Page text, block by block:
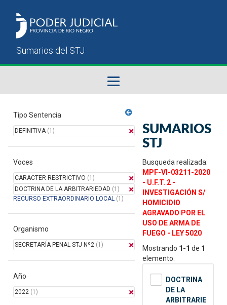
Sumarios del STJ
Manual del Usuario
Tipo Sentencia
DEFINITIVA(1)
Voces
CARACTER RESTRICTIVO (1)
DOCTRINA DE LA ARBITRARIEDAD (1)
RECURSO EXTRAORDINARIO LOCAL (1)
Organismo
SECRETARÍA PENAL STJ Nº2 (1)
Año
2022 (1)
SUMARIOS
STJ
Busqueda realizada:
MPF-VI-03211-2020
- U.F.T. 2 -
INVESTIGACIÓN S/
HOMICIDIO
AGRAVADO POR EL
USO DE ARMA DE
FUEGO - LEY 5020
Mostrando 1-1 de 1
elemento.
DOCTRINA
DE LA
ARBITRARIE